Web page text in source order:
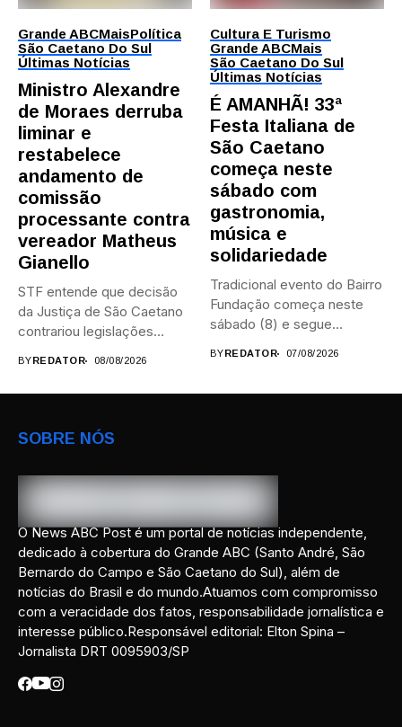
Grande ABCMaisPolítica
São Caetano Do Sul
Últimas Notícias
Ministro Alexandre
de Moraes derruba
liminar e
restabelece
andamento de
comissão
processante contra
vereador Matheus
Gianello
STF entende que decisão
da Justiça de São Caetano
contrariou legislações
BYREDATOR 08/08/2026
Cultura E Turismo
Grande ABCMais
São Caetano Do Sul
Últimas Notícias
É AMANHÃ! 33ª
Festa Italiana de
São Caetano
começa neste
sábado com
gastronomia,
música e
solidariedade
Tradicional evento do Bairro
Fundação começa neste
sábado (8) e segue
BYREDATOR 07/08/2026
SOBRE NÓS
O News ABC Post é um portal de notícias independente,
dedicado à cobertura do Grande ABC (Santo André, São
Bernardo do Campo e São Caetano do Sul), além de
notícias do Brasil e do mundo.Atuamos com compromisso
com a veracidade dos fatos, responsabilidade jornalística e
interesse público.Responsável editorial: Elton Spina –
Jornalista DRT 0095903/SP